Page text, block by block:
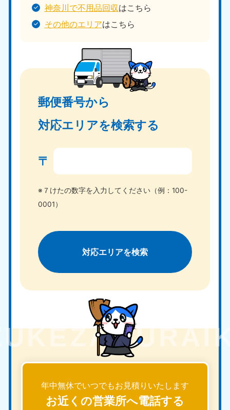
神奈川で不用品回収はこちら
その他のエリアはこちら
郵便番号から
対応エリアを検索する
〒
※７けたの数字を入力してください（例：100-
0001）
対応エリアを検索
年中無休でいつでもお見積りいたします
お近くの営業所へ電話する